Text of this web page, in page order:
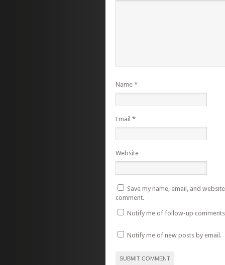
Name *
Email *
Website
Save my name, email, and
comment.
Notify me of follow-up
Notify me of new posts by email.